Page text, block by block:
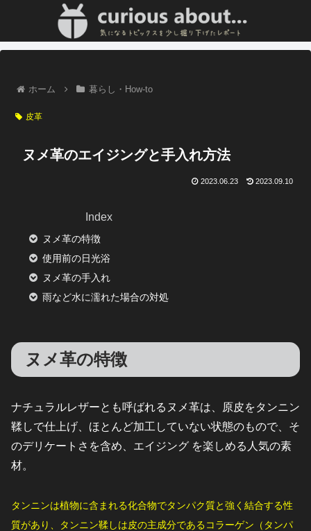
ホーム 暮らし・How-to
皮革
ヌメ革のエイジングと手入れ方法
2023.06.23 2023.09.10
Index
ヌメ革の特徴
使用前の日光浴
ヌメ革の手入れ
雨など水に濡れた場合の対処
ヌメ革の特徴
ナチュラルレザーとも呼ばれるヌメ革は、原皮をタンニン
鞣しで仕上げ、ほとんど加工していない状態のもので、そ
のデリケートさを含め、エイジング を楽しめる人気の素
材。
タンニンは植物に含まれる化合物でタンパク質と強く結合する性
質があり、タンニン鞣しは皮の主成分であるコラーゲン（タンパ